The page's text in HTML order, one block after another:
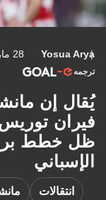
Yosua Arya 28 مارس 2026 08:29-04:00
ترجمه
يُقال إن
فيران
ظل خطط
الإسباني
انتقالات